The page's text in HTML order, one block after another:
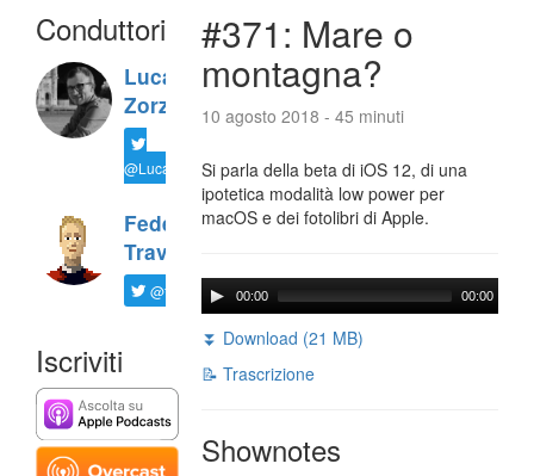
Conduttori
Luca
Zorzi
@LucaTNT
Federico
Travaini
@ftrava
Iscriviti
#371: Mare o
montagna?
10 agosto 2018 - 45 minuti
Si parla della beta di iOS 12, di una
ipotetica modalità low power per
macOS e dei fotolibri di Apple.
00:00 00:00
⏬ Download (21 MB)
📝 Trascrizione
Shownotes